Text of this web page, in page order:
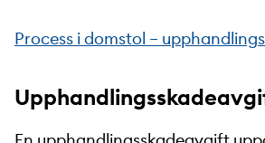
Process i domstol –